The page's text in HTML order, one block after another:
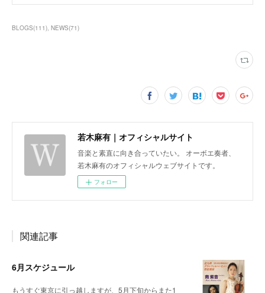
BLOGS(111) NEWS(71)
若木麻有｜オフィシャルサイト
音楽と素直に向き合っていたい。 オーボエ奏者、
若木麻有のオフィシャルウェブサイトです。
フォロー
関連記事
6月スケジュール
もうすぐ東京に引っ越しますが、5月下旬からまた1